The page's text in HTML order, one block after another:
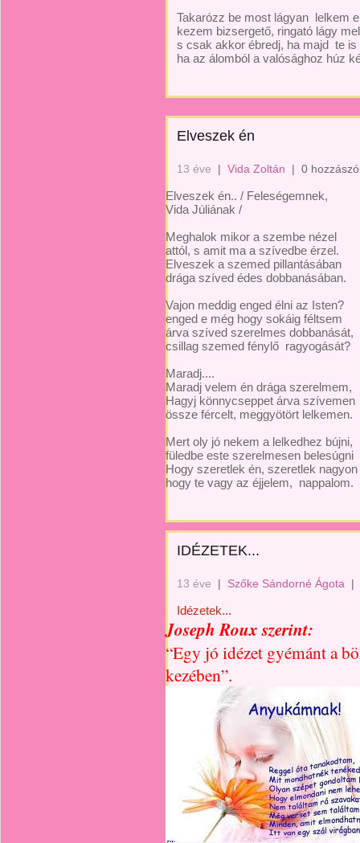
Takarózz be most lágyan lelkem
kezem bizsergető, ringató lágy
s csak akkor ébredj, ha majd te is
ha az álomból a valósághoz húz
Elveszek én
13 éve | Vida Zoltán | 0
Elveszek én.. / Feleségemnek,
Vida Júliának /
Meghalok mikor a szembe nézel
attól, s amit ma a szívedbe érzel.
Elveszek a szemed pillantásában
drága szíved édes dobbanásában.
Vajon meddig enged élni az Isten?
enged e még hogy sokáig féltsem
árva szíved szerelmes dobbanását,
csillag szemed fénylő ragyogását?
Maradj....
Maradj velem én drága szerelmem,
Hagyj könnycseppet árva szívemen
össze fércelt, meggyötört lelkemen.
Mert oly jó nekem a lelkedhez bújni,
füledbe este szerelmesen belesúgni
Hogy szeretlek én, szeretlek nagyon
hogy te vagy az éjjelem, nappalom.
IDÉZETEK...
13 éve | Szőke Sándorné Ágota |
Idézetek...
Joseph Roux szerint:
“Egy jó idézet gyémánt a
kezében”.